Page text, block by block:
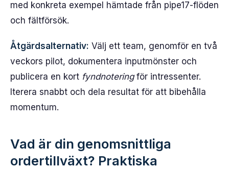
med konkreta exempel hämtade från pipe17-flöden
och fältförsök.
Åtgärdsalternativ: Välj ett team, genomför en två
veckors pilot, dokumentera inputmönster och
publicera en kort fyndnoteringför intressenter.
Iterera snabbt och dela resultat för att bibehålla
momentum.
Vad är din genomsnittliga
ordertillväxt? Praktiska